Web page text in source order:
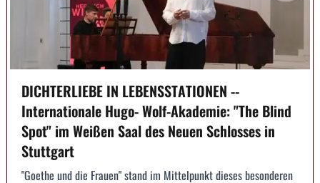
DICHTERLIEBE IN LEBENSSTATIONEN --
Internationale Hugo- Wolf-Akademie: "The Blind
Spot" im Weißen Saal des Neuen Schlosses in
Stuttgart
"Goethe und die Frauen" stand im Mittelpunkt dieses besonderen